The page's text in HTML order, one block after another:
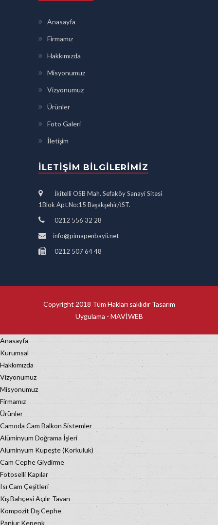
Anasayfa
Firmamız
Hakkımızda
Misyonumuz
Vizyonumuz
Ürünler
Foto Galeri
İletişim
İLETIŞIM BILGILERIMIZ
İkitelli OSB Mah. Sefaköy Sanayi Sitesi
1Blok Apt.No:15 Başakşehir/İST.
0212 556 32 28
info@pimapenbayii.net
0212 507 64 48
Copyright 2018 Tüm Hakları saklıdır Tasarım
Uygulama - MAVİWEB
Anasayfa
Kurumsal
Hakkımızda
Vizyonumuz
Misyonumuz
Firmamız
Ürünler
Camoda Cam Balkon Sistemler
Alüminyum Doğrama İşleri
Alüminyum Küpeşte (Korkuluk)
Cam Cephe Giydirme
Fotoselli Kapılar
Isı Cam Çeşitleri
Kış Bahçesi Açılır Tavan
Kompozit Dış Cephe
Panjur Kepenk